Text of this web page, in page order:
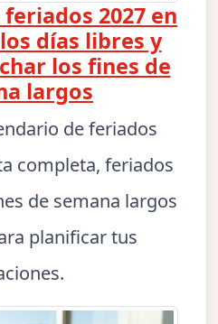
2027 en
días libres y
los fines de
largos
de feriados
completa, feriados
de semana largos
planificar tus